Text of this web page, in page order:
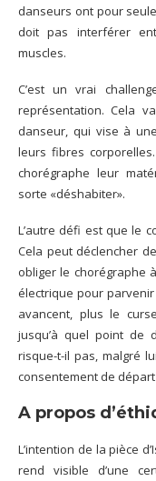
danseurs ont pour
doit pas interférer
muscles.
C’est un vrai
représentation. Cela
danseur, qui vise à
leurs fibres
chorégraphe leur
sorte «déshabiter».
L’autre défi est que le
Cela peut déclencher
obliger le chorégraphe
électrique pour
avancent, plus le
jusqu’à quel point de
risque-t-il pas, malgré
consentement de départ
A propos
L’intention de la pièce
rend visible d’une